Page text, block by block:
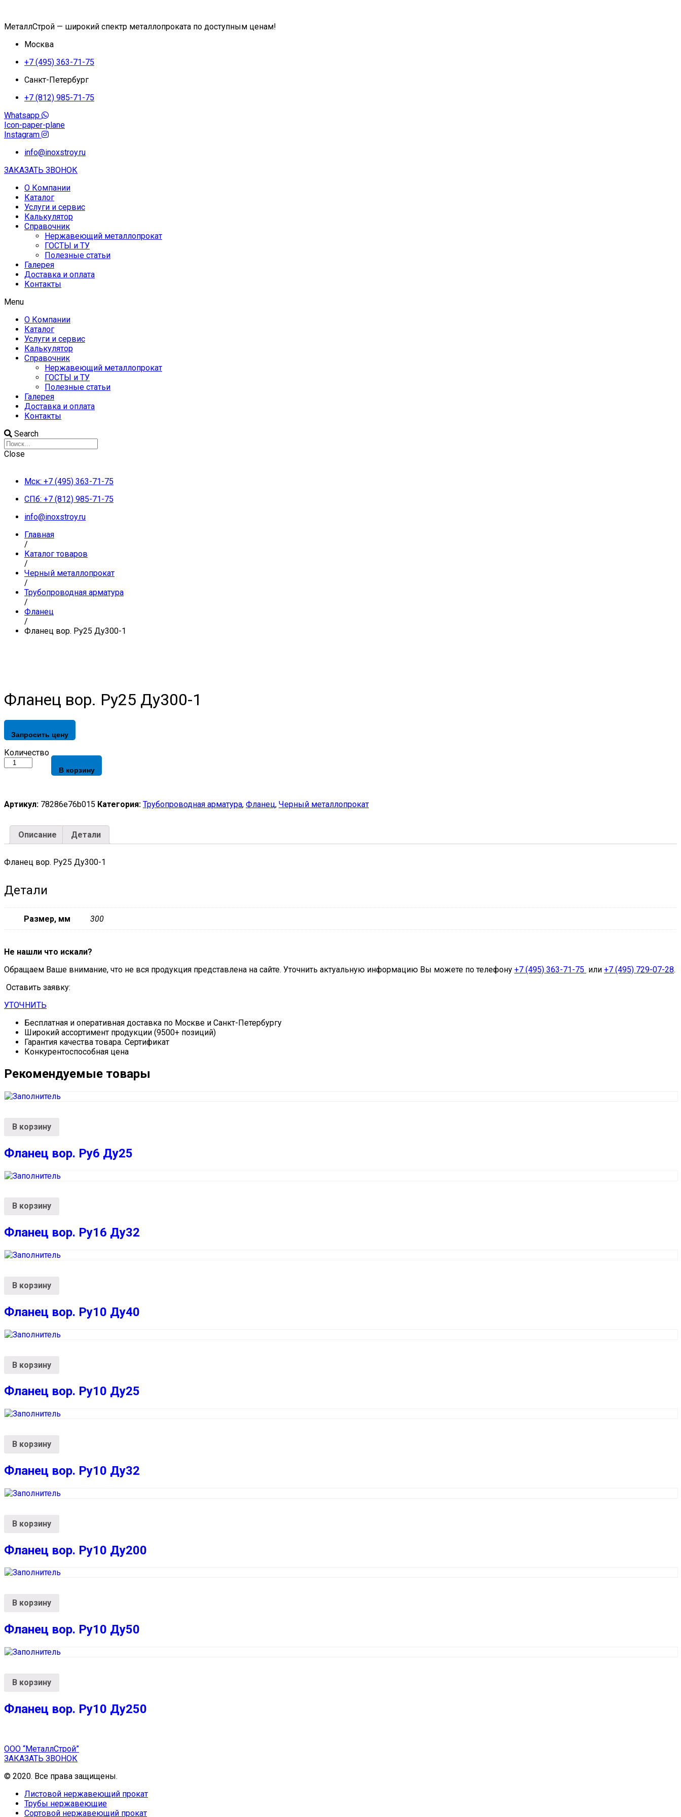
МеталлСтрой — широкий спектр металлопроката по доступным ценам!
Москва
+7 (495) 363-71-75
Санкт-Петербург
+7 (812) 985-71-75
Whatsapp
Icon-paper-plane
Instagram
info@inoxstroy.ru
ЗАКАЗАТЬ ЗВОНОК
О Компании
Каталог
Услуги и сервис
Калькулятор
Справочник
Нержавеющий металлопрокат
ГОСТЫ и ТУ
Полезные статьи
Галерея
Доставка и оплата
Контакты
Menu
О Компании
Каталог
Услуги и сервис
Калькулятор
Справочник
Нержавеющий металлопрокат
ГОСТЫ и ТУ
Полезные статьи
Галерея
Доставка и оплата
Контакты
Search
Close
Мск: +7 (495) 363-71-75
СПб: +7 (812) 985-71-75
info@inoxstroy.ru
Главная
/
Каталог товаров
/
Черный металлопрокат
/
Трубопроводная арматура
/
Фланец
/
Фланец вор. Ру25 Ду300-1
Фланец вор. Ру25 Ду300-1
Запросить цену
Фланец
вор.
quantity
Количество
В корзину
Артикул: 78286e76b015 Категория: Трубопроводная арматура, Фланец, Черный металлопрокат
Описание Детали
Фланец вор. Ру25 Ду300-1
Детали
Размер, мм 300
Не нашли что искали?
Обращаем Ваше внимание, что не вся продукция представлена на сайте. Уточнить актуальную информацию Вы можете по телефону +7 (495) 363-71-75 или +7 (495) 729-07-28.
Оставить заявку:
УТОЧНИТЬ
Бесплатная и оперативная доставка по Москве и Санкт-Петербургу
Широкий ассортимент продукции (9500+ позиций)
Гарантия качества товара. Сертификат
Конкурентоспособная цена
Рекомендуемые товары
В корзину
Фланец вор. Ру6 Ду25
В корзину
Фланец вор. Ру16 Ду32
В корзину
Фланец вор. Ру10 Ду40
В корзину
Фланец вор. Ру10 Ду25
В корзину
Фланец вор. Ру10 Ду32
В корзину
Фланец вор. Ру10 Ду200
В корзину
Фланец вор. Ру10 Ду50
В корзину
Фланец вор. Ру10 Ду250
ООО “МеталлСтрой”
ЗАКАЗАТЬ ЗВОНОК
© 2020. Все права защищены.
Листовой нержавеющий прокат
Трубы нержавеющие
Сортовой нержавеющий прокат